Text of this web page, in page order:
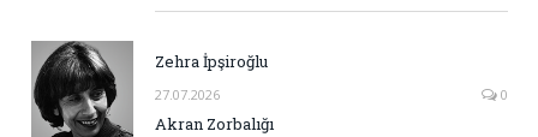
Zehra İpşiroğlu
27.07.2026 0
Akran Zorbalığı